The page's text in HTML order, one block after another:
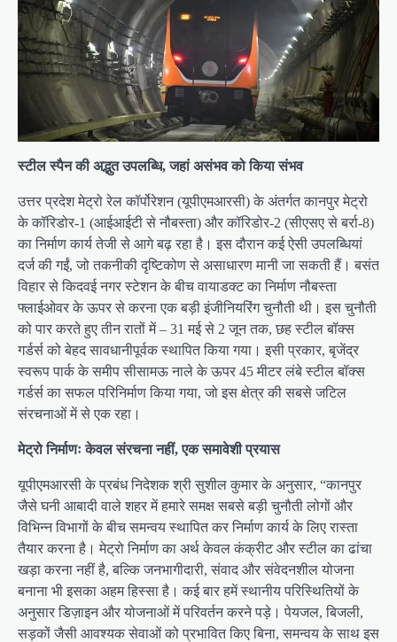
स्टील स्पैन की अद्भुत उपलब्धि, जहां असंभव को किया संभव
उत्तर प्रदेश मेट्रो रेल कॉर्पोरेशन (यूपीएमआरसी) के अंतर्गत कानपुर मेट्रो
के कॉरिडोर-1 (आईआईटी से नौबस्ता) और कॉरिडोर-2 (सीएसए से बर्रा-8)
का निर्माण कार्य तेजी से आगे बढ़ रहा है। इस दौरान कई ऐसी उपलब्धियां
दर्ज की गईं, जो तकनीकी दृष्टिकोण से असाधारण मानी जा सकती हैं। बसंत
विहार से किदवई नगर स्टेशन के बीच वायाडक्ट का निर्माण नौबस्ता
फ्लाईओवर के ऊपर से करना एक बड़ी इंजीनियरिंग चुनौती थी। इस चुनौती
को पार करते हुए तीन रातों में – 31 मई से 2 जून तक, छह स्टील बॉक्स
गर्डर्स को बेहद सावधानीपूर्वक स्थापित किया गया। इसी प्रकार, बृजेंद्र
स्वरूप पार्क के समीप सीसामऊ नाले के ऊपर 45 मीटर लंबे स्टील बॉक्स
गर्डर्स का सफल परिनिर्माण किया गया, जो इस क्षेत्र की सबसे जटिल
संरचनाओं में से एक रहा।
मेट्रो निर्माणः केवल संरचना नहीं, एक समावेशी प्रयास
यूपीएमआरसी के प्रबंध निदेशक श्री सुशील कुमार के अनुसार, “कानपुर
जैसे घनी आबादी वाले शहर में हमारे समक्ष सबसे बड़ी चुनौती लोगों और
विभिन्न विभागों के बीच समन्वय स्थापित कर निर्माण कार्य के लिए रास्ता
तैयार करना है। मेट्रो निर्माण का अर्थ केवल कंक्रीट और स्टील का ढांचा
खड़ा करना नहीं है, बल्कि जनभागीदारी, संवाद और संवेदनशील योजना
बनाना भी इसका अहम हिस्सा है। कई बार हमें स्थानीय परिस्थितियों के
अनुसार डिज़ाइन और योजनाओं में परिवर्तन करने पड़े। पेयजल, बिजली,
सड़कों जैसी आवश्यक सेवाओं को प्रभावित किए बिना, समन्वय के साथ इस